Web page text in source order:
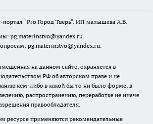
портал "Pro Город Тверь". ИП малышева А.В.
pg.materinstvo@yandex.ru.
pg.materinstvo@yandex.ru.
на данном сайте, охраняется в
РФ об авторском праве и не
кем-либо в какой бы то ни было форме, в
распространению, переработке не иначе
правообладателя.
ресурсе применяются рекомендательные